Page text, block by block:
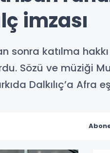
imzası
sonra katılma
Sözü ve müziği
Dalkılıç’a Afra